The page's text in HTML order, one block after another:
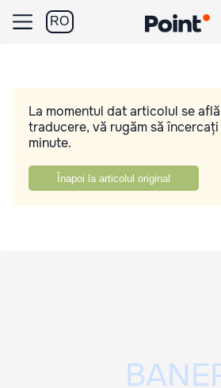
RO
La momentul dat articolul se
traducere, vă rugăm să
minute.
Înapoi la articolul original